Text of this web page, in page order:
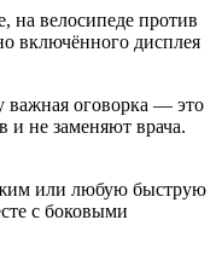
на велосипеде против
включённого дисплея
важная оговорка — это
и не заменяют врача.
или любую быструю
с боковыми